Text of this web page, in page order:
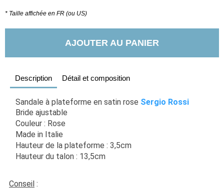
* Taille affichée en FR (ou US)
AJOUTER AU PANIER
Description Détail et composition
Sandale à plateforme en satin rose Sergio Rossi
Bride ajustable
Couleur : Rose
Made in Italie
Hauteur de la plateforme : 3,5cm
Hauteur du talon : 13,5cm
Conseil :